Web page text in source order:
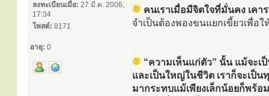
ลงทะเบียนเมื่อ: 27 มี.ค. 2006,
17:34
โพสต์: 8171
อายุ: 0
คนเราเมื่อมีจิตใจที่มั่นคง เค
จำเป็นต้องพองขนแยกเขี้ยวเพื่อ
“ความเห็นแก่ตัว” นั้น แม้จะเ
และเป็นใหญ่ในชีวิต เราก็จะเป็น
มากระทบแม้เพียงเล็กน้อยก็พร้